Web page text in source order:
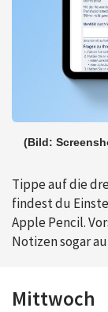
(Bild:
Tippe auf die
findest du
Apple Pencil.
Notizen sogar
Mittwoch